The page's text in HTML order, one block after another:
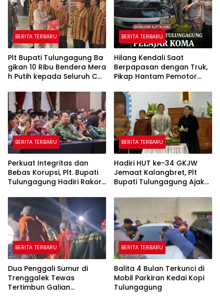
BERITA TERBARU
Plt Bupati Tulungagung Ba
gikan 10 Ribu Bendera Mera
h Putih kepada Seluruh Ca
BERITA TERBARU
Hilang Kendali Saat
Berpapasan dengan Truk,
Pikap Hantam Pemotor
Tulungagung
BERITA TERBARU
Perkuat Integritas dan
Bebas Korupsi, Plt. Bupati
Tulungagung Hadiri Rakor
BERITA TERBARU
Hadiri HUT ke-34 GKJW
Jemaat Kalangbret, Plt
Bupati Tulungagung Ajak
BERITA TERBARU
Dua Penggali Sumur di
Trenggalek Tewas
Tertimbun Galian
BERITA TERBARU
Balita 4 Bulan Terkunci di
Mobil Parkiran Kedai Kopi
Tulungagung